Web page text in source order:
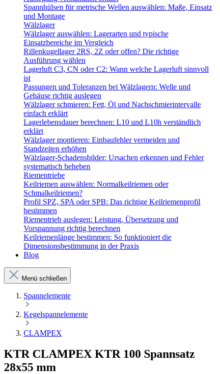
Spannhülsen für metrische Wellen auswählen: Maße, Einsatz
und Montage
Wälzlager
Wälzlager auswählen: Lagerarten und typische
Einsatzbereiche im Vergleich
Rillenkugellager 2RS, 2Z oder offen? Die richtige
Ausführung wählen
Lagerluft C3, CN oder C2: Wann welche Lagerluft sinnvoll
ist
Passungen und Toleranzen bei Wälzlagern: Welle und
Gehäuse richtig auslegen
Wälzlager schmieren: Fett, Öl und Nachschmierintervalle
einfach erklärt
Lagerlebensdauer berechnen: L10 und L10h verständlich
erklärt
Wälzlager montieren: Einbaufehler vermeiden und
Standzeiten erhöhen
Wälzlager-Schadensbilder: Ursachen erkennen und Fehler
systematisch beheben
Riementriebe
Keilriemen auswählen: Normalkeilriemen oder
Schmalkeilriemen?
Profil SPZ, SPA oder SPB: Das richtige Keilriemenprofil
bestimmen
Riementrieb auslegen: Leistung, Übersetzung und
Vorspannung richtig berechnen
Keilriemenlänge bestimmen: So funktioniert die
Dimensionsbestimmung in der Praxis
Blog
Menü schließen
Spannelemente
Kegelspannelemente
CLAMPEX
KTR CLAMPEX KTR 100 Spannsatz
28x55 mm